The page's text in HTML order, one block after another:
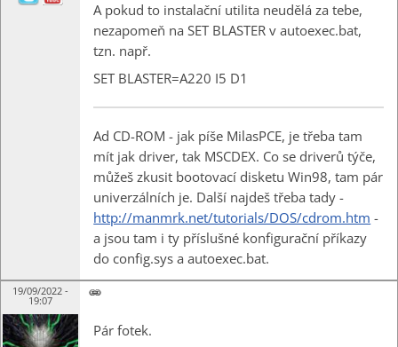
A pokud to instalační utilita neudělá za tebe,
nezapomeň na SET BLASTER v autoexec.bat,
tzn. např.
SET BLASTER=A220 I5 D1
Ad CD-ROM - jak píše MilasPCE, je třeba tam
mít jak driver, tak MSCDEX. Co se driverů týče,
můžeš zkusit bootovací disketu Win98, tam pár
univerzálních je. Další najdeš třeba tady -
http://manmrk.net/tutorials/DOS/cdrom.htm -
a jsou tam i ty příslušné konfigurační příkazy
do config.sys a autoexec.bat.
19/09/2022 -
19:07
Pár fotek.